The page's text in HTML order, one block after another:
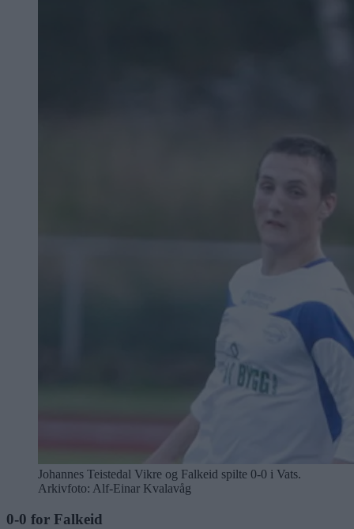
Johannes Teistedal Vikre og Falkeid spilte 0-0 i Vats.
Arkivfoto: Alf-Einar Kvalavåg
0-0 for Falkeid